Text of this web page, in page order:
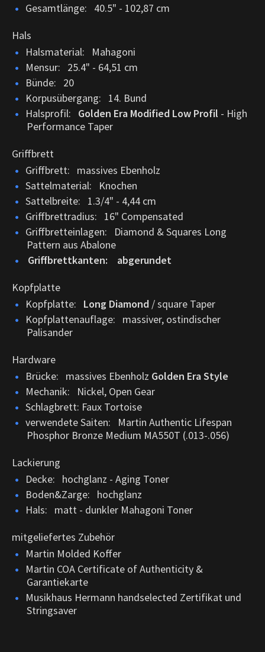
Gesamtlänge: 40.5" - 102,87 cm
Hals
Halsmaterial: Mahagoni
Mensur: 25.4" - 64,51 cm
Bünde: 20
Korpusübergang: 14. Bund
Halsprofil: Golden Era Modified Low Profil - High
Performance Taper
Griffbrett
Griffbrett: massives Ebenholz
Sattelmaterial: Knochen
Sattelbreite: 1.3/4" - 4,44 cm
Griffbrettradius: 16" Compensated
Griffbretteinlagen: Diamond & Squares Long
Pattern aus Abalone
Griffbrettkanten: abgerundet
Kopfplatte
Kopfplatte: Long Diamond / square Taper
Kopfplattenauflage: massiver, ostindischer
Palisander
Hardware
Brücke: massives Ebenholz Golden Era Style
Mechanik: Nickel, Open Gear
Schlagbrett: Faux Tortoise
verwendete Saiten: Martin Authentic Lifespan
Phosphor Bronze Medium MA550T (.013-.056)
Lackierung
Decke: hochglanz - Aging Toner
Boden&Zarge: hochglanz
Hals: matt - dunkler Mahagoni Toner
mitgeliefertes Zubehör
Martin Molded Koffer
Martin COA Certificate of Authenticity &
Garantiekarte
Musikhaus Hermann handselected Zertifikat und
Stringsaver